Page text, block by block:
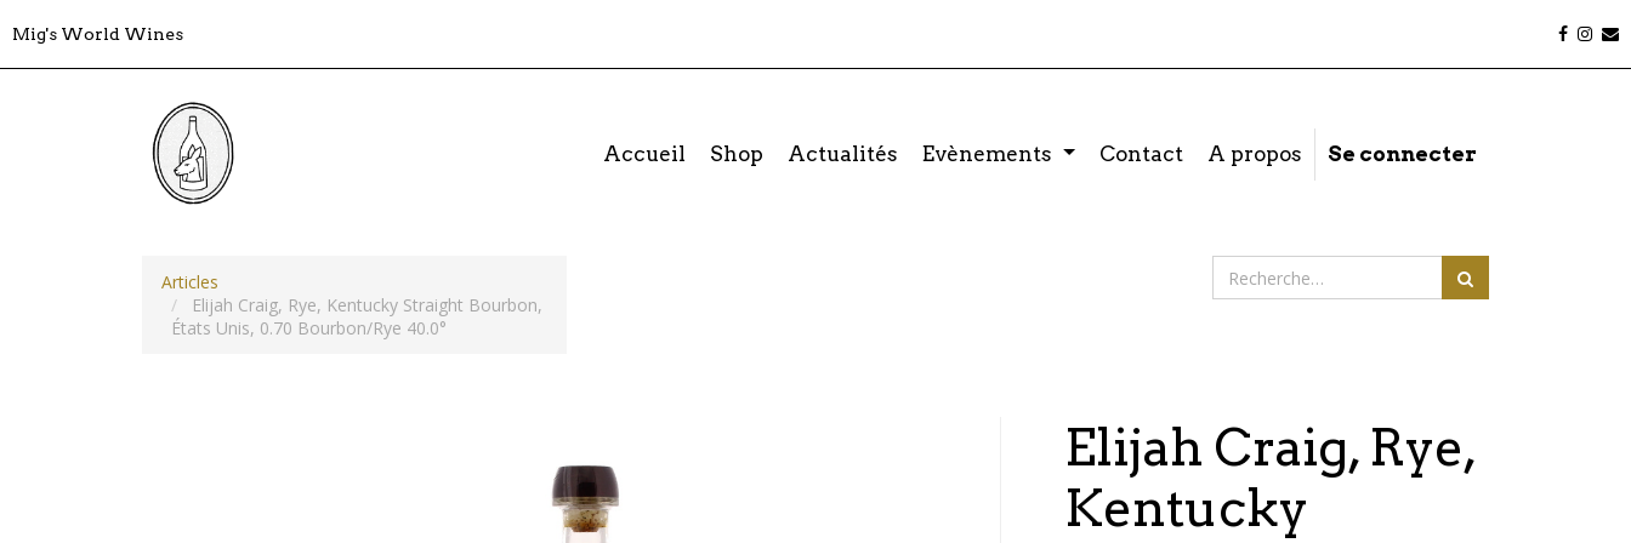
Mig's World Wines
Accueil Shop Actualités Evènements Contact A propos Se connecter
Articles
Elijah Craig, Rye, Kentucky Straight Bourbon,
États Unis, 0.70 Bourbon/Rye 40.0°
Elijah Craig, Rye,
Kentucky